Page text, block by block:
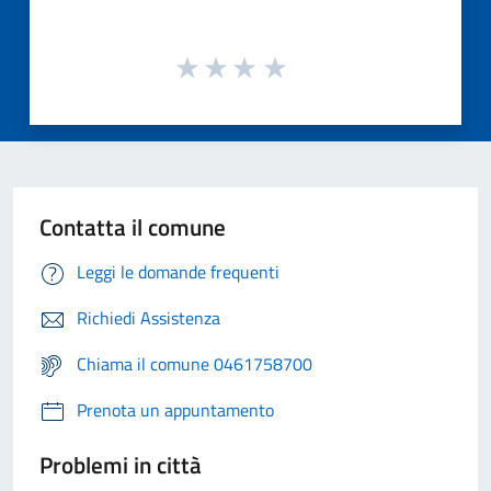
Contatta il comune
Leggi le domande frequenti
Richiedi Assistenza
Chiama il comune 0461758700
Prenota un appuntamento
Problemi in città